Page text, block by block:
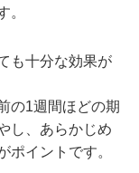
。
も十分な効果が
の1週間ほどの期
し、あらかじめ
ポイントです。